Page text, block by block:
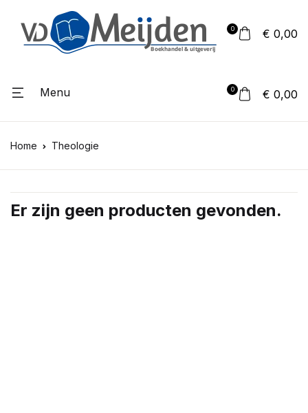
0 € 0,00
Menu 0 € 0,00
Home Theologie
Er zijn geen producten gevonden.